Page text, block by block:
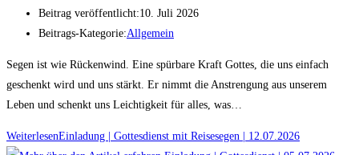
Beitrag veröffentlicht:10. Juli 2026
Beitrags-Kategorie:Allgemein
Segen ist wie Rückenwind. Eine spürbare Kraft Gottes, die uns einfach
geschenkt wird und uns stärkt. Er nimmt die Anstrengung aus unserem
Leben und schenkt uns Leichtigkeit für alles, was…
WeiterlesenEinladung | Gottesdienst mit Reisesegen | 12.07.2026